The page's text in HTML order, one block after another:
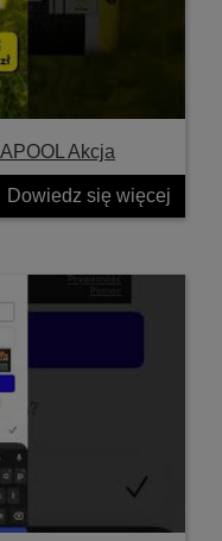
Akcja
Dowiedz się więcej